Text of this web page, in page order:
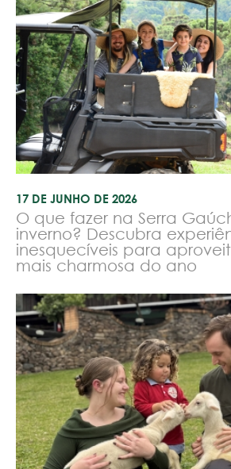
17 DE JUNHO DE 2026
O que fazer na Serra
inverno? Descubra
inesquecíveis para
mais charmosa do ano